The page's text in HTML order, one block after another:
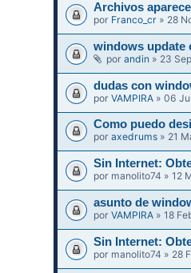
Archivos
por Franco_cr » 28
windows update
porandin » 23
dudas con
porVAMPIRA » 06
Como puedo
poraxedrums » 21
Sin Internet:
por manolito74 » 12
asunto de
porVAMPIRA » 18
Sin Internet:
por manolito74 » 28